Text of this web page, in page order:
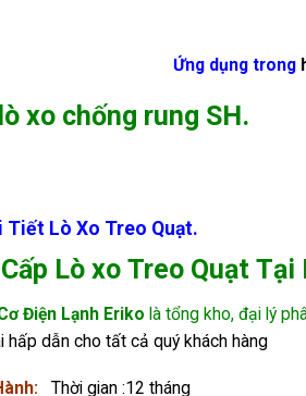
Ứng dụng trong
xo chống rung SH.
Tiết Lò Xo Treo Quạt.
Lò xo Treo Quạt Tại
Điện Lạnh Eriko là tổng kho, đại lý
hấp dẫn cho tất cả quý khách hàng
Thời gian :12 tháng